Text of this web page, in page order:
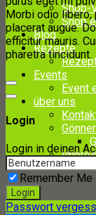
Shop-
Shop
Blog
Rezepte
Events
Event
über uns
Gönner
Morbi odio libero,
placerat augue.
efficitur mauris.
pharetra tincidunt.
Login
Login in deinen
Remember Me
Passwort